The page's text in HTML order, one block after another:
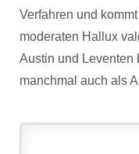
Verfahren und
moderaten Hallux
Austin und Leventen
manchmal auch als